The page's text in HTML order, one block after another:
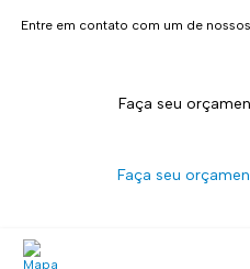
Entre em contato com um de
Faça seu
Faça seu